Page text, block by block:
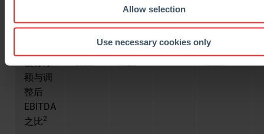
Allow selection
Use necessary cookies only
净债务 582 650 (10)%
债务净
额与调
整后
EBITDA
之比2
1.5x 1.2x 0.3x